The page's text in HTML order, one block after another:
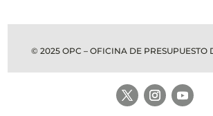
© 2025 OPC – OFICINA DE PRESUPUESTO